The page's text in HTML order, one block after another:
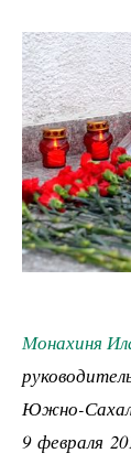
Монахиня
Южно-
9 февраля